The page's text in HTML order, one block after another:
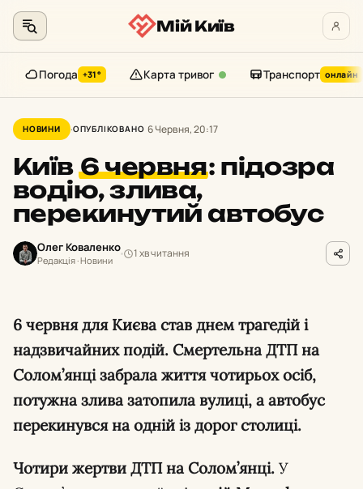
до
контенту
Мій Київ
Погода +31° Карта тривог Транспорт онлайн
НОВИНИ ОПУБЛІКОВАНО 6 Червня, 20:17
Київ6 червня: підозра
водію, злива,
перекинутий автобус
Олег Коваленко
Редакція · Новини
1 хв читання
6 червня для Києва став днем трагедій і
надзвичайних подій. Смертельна ДТП на
Солом’янці забрала життя чотирьох осіб,
потужна злива затопила вулиці, а автобус
перекинувся на одній із дорог столиці.
Чотири жертви ДТП на Солом’янці. У